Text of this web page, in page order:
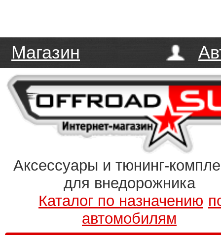
Магазин
Аксессуары и тюнинг-
для внедорожника
Каталог по назначению
автомобилям